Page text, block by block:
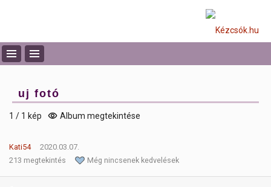
uj fotó
1 / 1 kép Album megtekintése
Kati54
2020.03.07.
213 megtekintés
Még nincsenek kedvelések